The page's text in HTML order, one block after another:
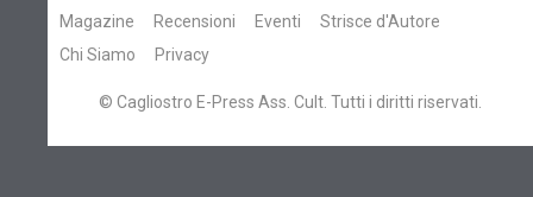
Magazine Recensioni Eventi
Strisce d'Autore
Chi Siamo
Privacy
© Cagliostro E-Press Ass. Cult. Tutti i diritti riservati.